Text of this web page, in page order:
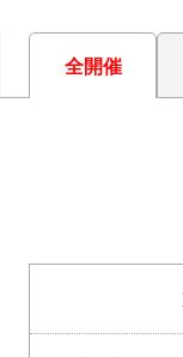
全開催